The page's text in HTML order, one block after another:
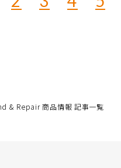
& Repair 商品情報 記事一覧